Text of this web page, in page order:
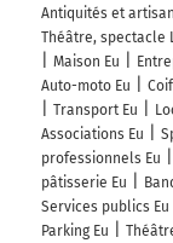
Antiquités et
Théâtre, spectacle
Maison Eu
Auto-moto Eu
Transport Eu
Associations Eu
professionnels Eu
pâtisserie Eu
Services publics Eu
Parking Eu